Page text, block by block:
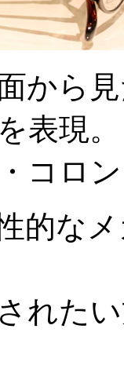
から
表現。
コロ
的な
れた